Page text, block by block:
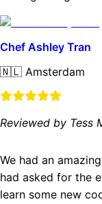
Chef Ashley Tran
🇳🇱 Amsterdam
Reviewed by Tess
We had an
had asked for the
learn some new